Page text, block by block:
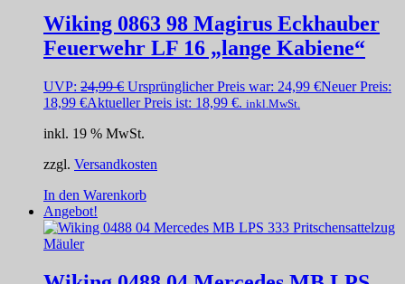
Wiking 0863 98 Magirus Eckhauber
Feuerwehr LF 16 „lange Kabiene“
UVP: 24,99€ Ursprünglicher Preis war: 24,99 €Neuer Preis:
18,99 €Aktueller Preis ist: 18,99 €. inkl.MwSt.
inkl. 19 % MwSt.
zzgl. Versandkosten
In den Warenkorb
Angebot!